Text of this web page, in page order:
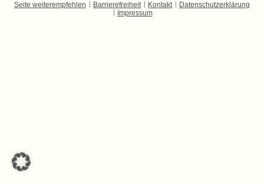
Seite weiterempfehlen Barrierefreiheit Kontakt
Datenschutzerklärung
Impressum